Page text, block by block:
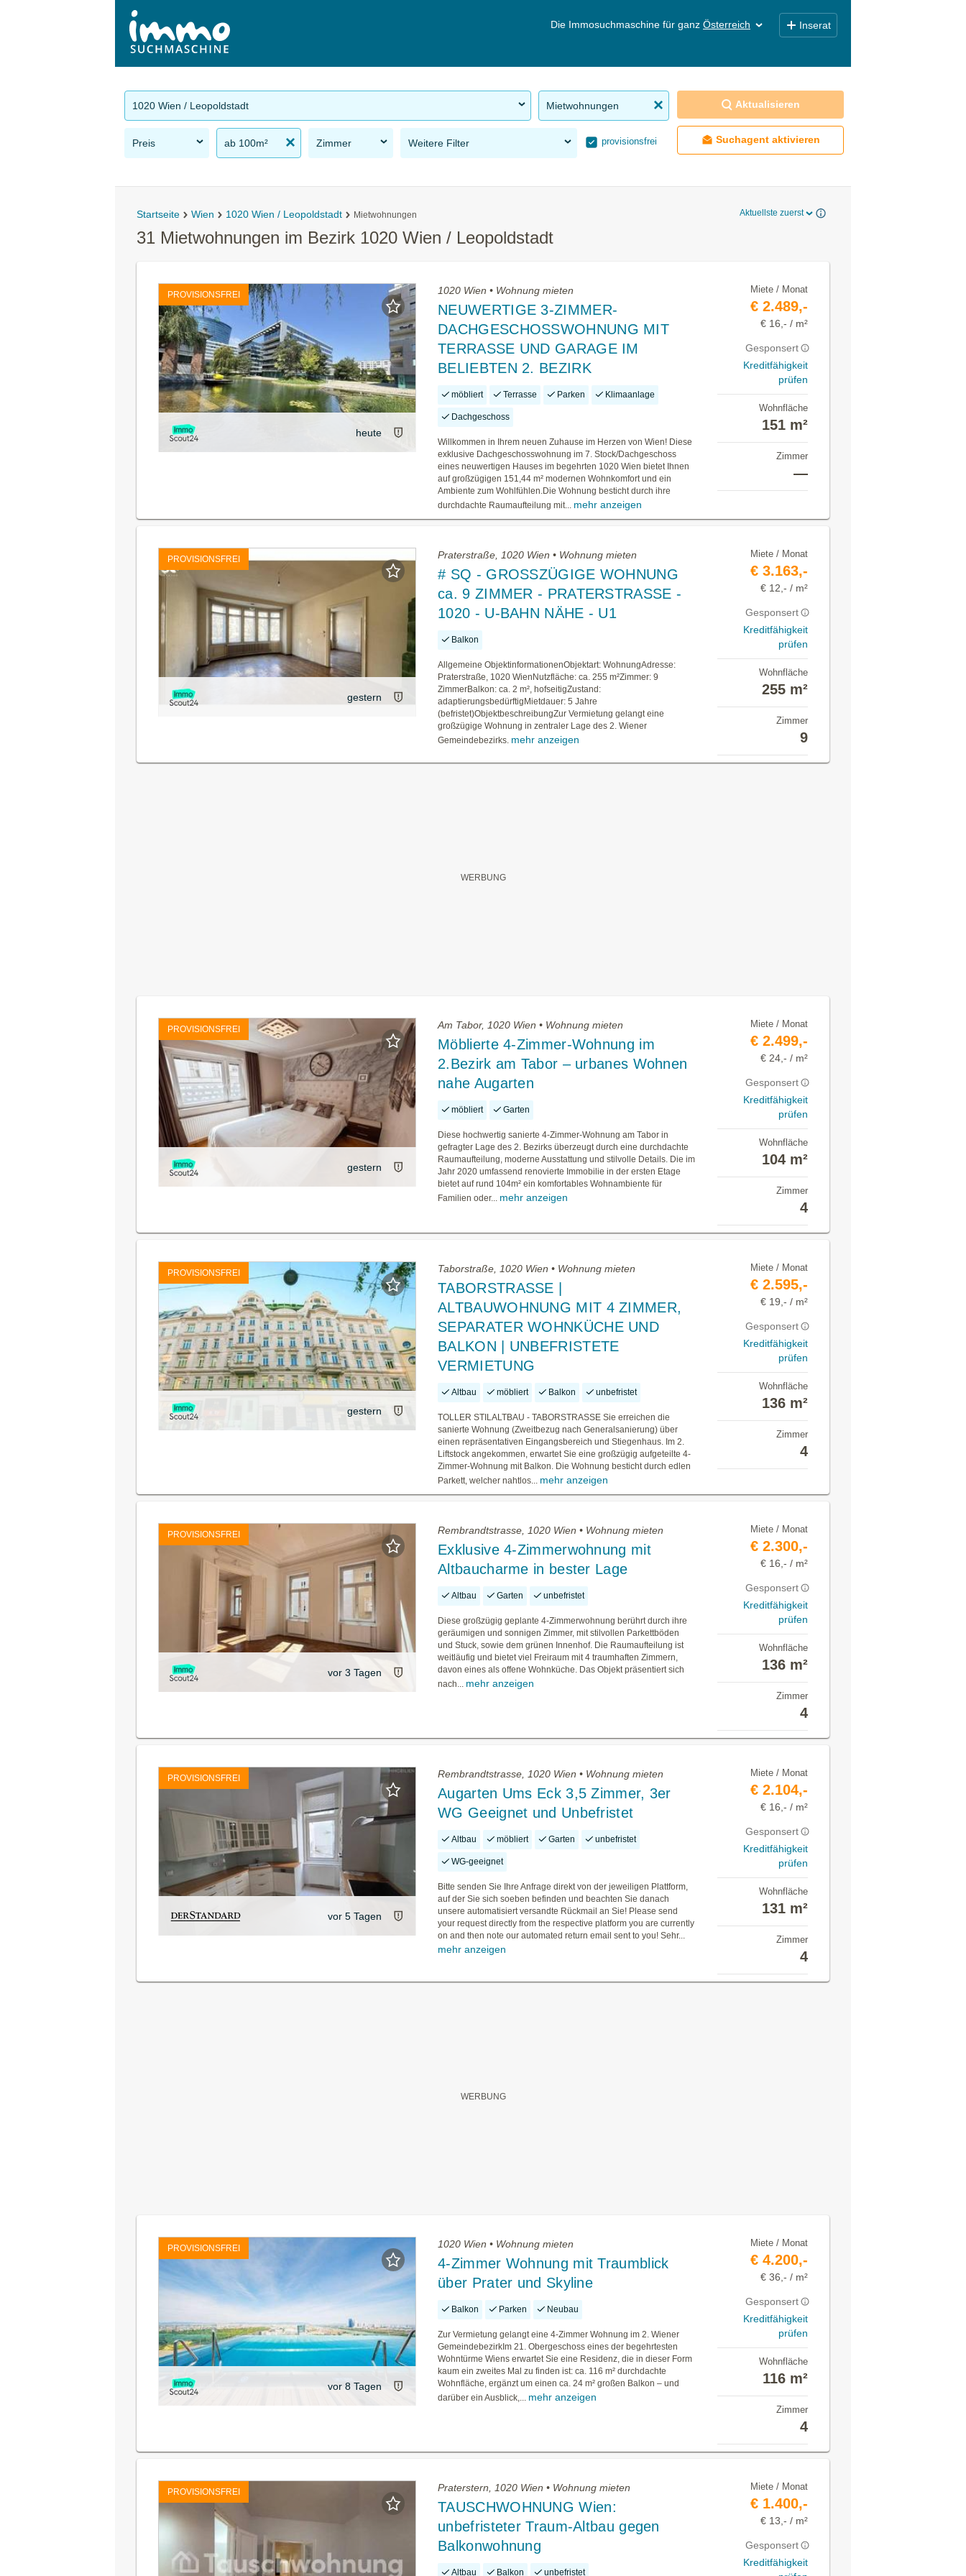
Die Immosuchmaschine für ganz Österreich Inserat
1020 Wien / Leopoldstadt Mietwohnungen
Preis ab 100m² Zimmer Weitere Filter provisionsfrei
Aktualisieren
Suchagent aktivieren
Startseite Wien 1020 Wien / Leopoldstadt Mietwohnungen Aktuellste zuerst
31 Mietwohnungen im Bezirk 1020 Wien / Leopoldstadt
PROVISIONSFREI
heute
1020 Wien • Wohnung mieten
NEUWERTIGE 3-ZIMMER-
DACHGESCHOSSWOHNUNG MIT
TERRASSE UND GARAGE IM
BELIEBTEN 2. BEZIRK
möbliert Terrasse Parken Klimaanlage
Dachgeschoss
Willkommen in Ihrem neuen Zuhause im Herzen von Wien! Diese
exklusive Dachgeschosswohnung im 7. Stock/Dachgeschoss
eines neuwertigen Hauses im begehrten 1020 Wien bietet Ihnen
auf großzügigen 151,44 m² modernen Wohnkomfort und ein
Ambiente zum Wohlfühlen.Die Wohnung besticht durch ihre
durchdachte Raumaufteilung mit... mehr anzeigen
Miete / Monat
€ 2.489,-
€ 16,- / m²
Gesponsert
Kreditfähigkeit
prüfen
Wohnfläche
151 m²
Zimmer
—
PROVISIONSFREI
gestern
Praterstraße, 1020 Wien • Wohnung mieten
# SQ - GROSSZÜGIGE WOHNUNG
ca. 9 ZIMMER - PRATERSTRASSE -
1020 - U-BAHN NÄHE - U1
Balkon
Allgemeine ObjektinformationenObjektart: WohnungAdresse:
Praterstraße, 1020 WienNutzfläche: ca. 255 m²Zimmer: 9
ZimmerBalkon: ca. 2 m², hofseitigZustand:
adaptierungsbedürftigMietdauer: 5 Jahre
(befristet)ObjektbeschreibungZur Vermietung gelangt eine
großzügige Wohnung in zentraler Lage des 2. Wiener
Gemeindebezirks. mehr anzeigen
Miete / Monat
€ 3.163,-
€ 12,- / m²
Gesponsert
Kreditfähigkeit
prüfen
Wohnfläche
255 m²
Zimmer
9
PROVISIONSFREI
gestern
Am Tabor, 1020 Wien • Wohnung mieten
Möblierte 4-Zimmer-Wohnung im
2.Bezirk am Tabor – urbanes Wohnen
nahe Augarten
möbliert Garten
Diese hochwertig sanierte 4-Zimmer-Wohnung am Tabor in
gefragter Lage des 2. Bezirks überzeugt durch eine durchdachte
Raumaufteilung, moderne Ausstattung und stilvolle Details. Die im
Jahr 2020 umfassend renovierte Immobilie in der ersten Etage
bietet auf rund 104m² ein komfortables Wohnambiente für
Familien oder... mehr anzeigen
Miete / Monat
€ 2.499,-
€ 24,- / m²
Gesponsert
Kreditfähigkeit
prüfen
Wohnfläche
104 m²
Zimmer
4
PROVISIONSFREI
gestern
Taborstraße, 1020 Wien • Wohnung mieten
TABORSTRASSE |
ALTBAUWOHNUNG MIT 4 ZIMMER,
SEPARATER WOHNKÜCHE UND
BALKON | UNBEFRISTETE
VERMIETUNG
Altbau möbliert Balkon unbefristet
TOLLER STILALTBAU - TABORSTRASSE Sie erreichen die
sanierte Wohnung (Zweitbezug nach Generalsanierung) über
einen repräsentativen Eingangsbereich und Stiegenhaus. Im 2.
Liftstock angekommen, erwartet Sie eine großzügig aufgeteilte 4-
Zimmer-Wohnung mit Balkon. Die Wohnung besticht durch edlen
Parkett, welcher nahtlos... mehr anzeigen
Miete / Monat
€ 2.595,-
€ 19,- / m²
Gesponsert
Kreditfähigkeit
prüfen
Wohnfläche
136 m²
Zimmer
4
PROVISIONSFREI
vor 3 Tagen
Rembrandtstrasse, 1020 Wien • Wohnung mieten
Exklusive 4-Zimmerwohnung mit
Altbaucharme in bester Lage
Altbau Garten unbefristet
Diese großzügig geplante 4-Zimmerwohnung berührt durch ihre
geräumigen und sonnigen Zimmer, mit stilvollen Parkettböden
und Stuck, sowie dem grünen Innenhof. Die Raumaufteilung ist
weitläufig und bietet viel Freiraum mit 4 traumhaften Zimmern,
davon eines als offene Wohnküche. Das Objekt präsentiert sich
nach... mehr anzeigen
Miete / Monat
€ 2.300,-
€ 16,- / m²
Gesponsert
Kreditfähigkeit
prüfen
Wohnfläche
136 m²
Zimmer
4
PROVISIONSFREI
vor 5 Tagen
Rembrandtstrasse, 1020 Wien • Wohnung mieten
Augarten Ums Eck 3,5 Zimmer, 3er
WG Geeignet und Unbefristet
Altbau möbliert Garten unbefristet
WG-geeignet
Bitte senden Sie Ihre Anfrage direkt von der jeweiligen Plattform,
auf der Sie sich soeben befinden und beachten Sie danach
unsere automatisiert versandte Rückmail an Sie! Please send
your request directly from the respective platform you are currently
on and then note our automated return email sent to you! Sehr...
mehr anzeigen
Miete / Monat
€ 2.104,-
€ 16,- / m²
Gesponsert
Kreditfähigkeit
prüfen
Wohnfläche
131 m²
Zimmer
4
PROVISIONSFREI
vor 8 Tagen
1020 Wien • Wohnung mieten
4-Zimmer Wohnung mit Traumblick
über Prater und Skyline
Balkon Parken Neubau
Zur Vermietung gelangt eine 4-Zimmer Wohnung im 2. Wiener
GemeindebezirkIm 21. Obergeschoss eines der begehrtesten
Wohntürme Wiens erwartet Sie eine Residenz, die in dieser Form
kaum ein zweites Mal zu finden ist: ca. 116 m² durchdachte
Wohnfläche, ergänzt um einen ca. 24 m² großen Balkon – und
darüber ein Ausblick,... mehr anzeigen
Miete / Monat
€ 4.200,-
€ 36,- / m²
Gesponsert
Kreditfähigkeit
prüfen
Wohnfläche
116 m²
Zimmer
4
PROVISIONSFREI Praterstern, 1020 Wien • Wohnung mieten
TAUSCHWOHNUNG Wien:
unbefristeter Traum-Altbau gegen
Balkonwohnung
Altbau Balkon unbefristet
Miete / Monat
€ 1.400,-
€ 13,- / m²
Gesponsert
Kreditfähigkeit